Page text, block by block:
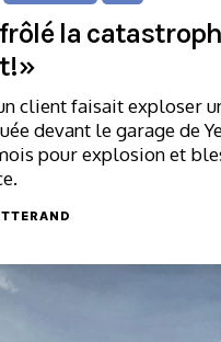
la
client faisait exploser
devant le garage de
pour explosion et